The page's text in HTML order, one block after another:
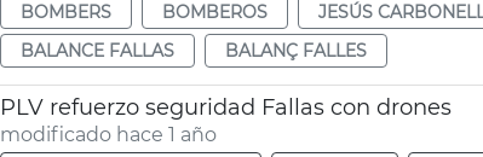
BOMBERS
BOMBEROS JESÚS
BALANCE FALLAS
BALANÇ FALLES
PLV refuerzo seguridad Fallas con drones
modificado hace 1 año